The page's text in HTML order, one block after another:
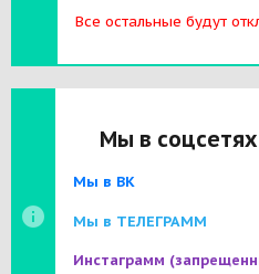
Все остальные будут
Мы в
Мы в ВК
Мы в ТЕЛЕГРАММ
Инстаграмм